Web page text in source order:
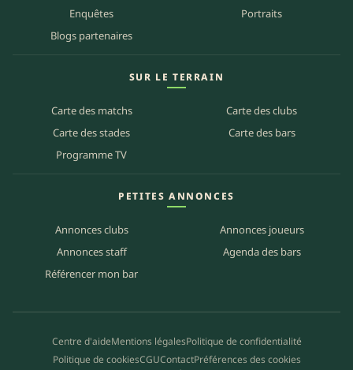
Enquêtes
Portraits
Blogs partenaires
SUR LE TERRAIN
Carte des matchs
Carte des clubs
Carte des stades
Carte des bars
Programme TV
PETITES ANNONCES
Annonces clubs
Annonces joueurs
Annonces staff
Agenda des bars
Référencer mon bar
Centre d'aideMentions légalesPolitique de confidentialité
Politique de cookiesCGUContactPréférences des cookies